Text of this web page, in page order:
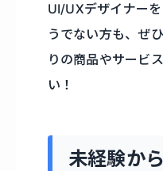
UI/UXデザイナー
うでない方も、ぜ
りの商品やサービ
い！
未経験か